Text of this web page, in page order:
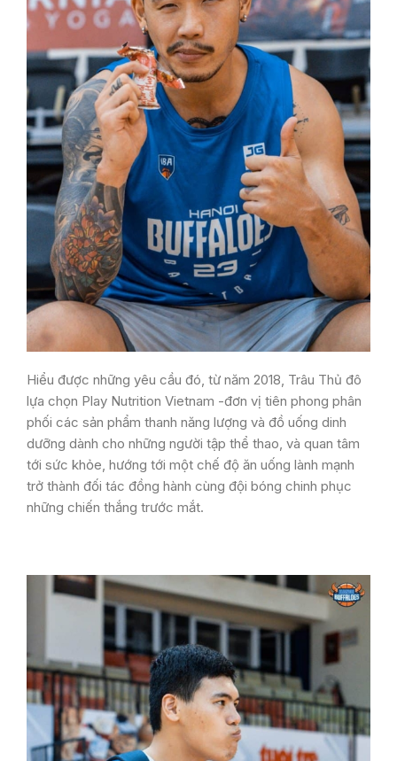
Hiểu được những yêu cầu đó, từ năm 2018, Trâu Thủ đô
lựa chọn Play Nutrition Vietnam -đơn vị tiên phong phân
phối các sản phẩm thanh năng lượng và đồ uống dinh
dưỡng dành cho những người tập thể thao, và quan tâm
tới sức khỏe, hướng tới một chế độ ăn uống lành mạnh
trở thành đối tác đồng hành cùng đội bóng chinh phục
những chiến thắng trước mắt.